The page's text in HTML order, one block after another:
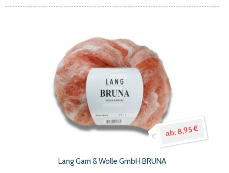
8,95 €
Lang Garn & Wolle GmbH BRUNA